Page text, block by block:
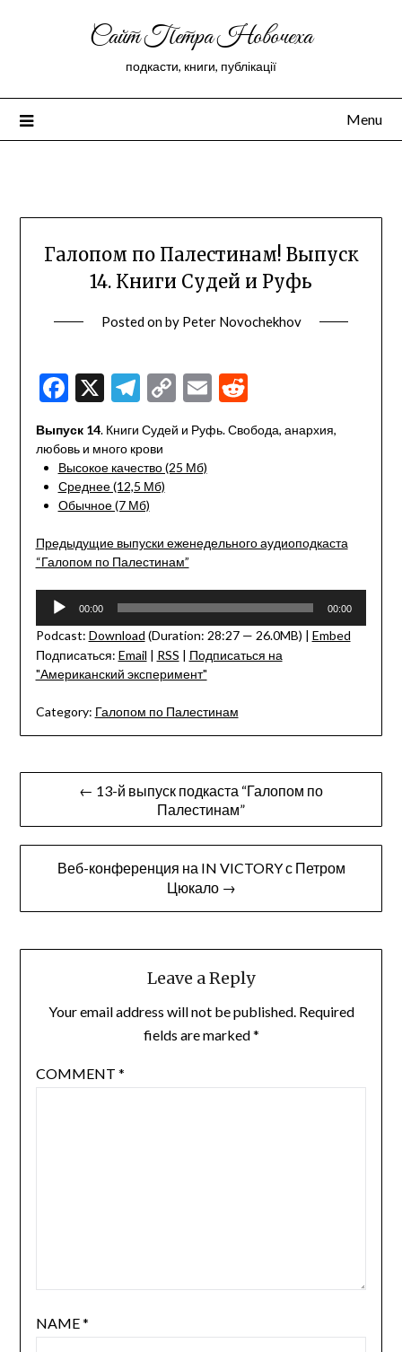
Сайт Петра Новочеха
подкасти, книги, публікації
Menu
Галопом по Палестинам! Выпуск
14. Книги Судей и Руфь
Posted onby Peter Novochekhov
Facebook
X Telegram
Copy
Link
EmailReddit
Выпуск 14. Книги Судей и Руфь. Свобода, анархия,
любовь и много крови
Высокое качество (25 Мб)
Среднее (12,5 Мб)
Обычное (7 Мб)
Предыдущие выпуски еженедельного аудиоподкаста
“Галопом по Палестинам”
Audio
Player
00:00 00:00
Podcast: Download (Duration: 28:27 — 26.0MB) | Embed
Подписаться: Email | RSS | Подписаться на
"Американский эксперимент"
Category: Галопом по Палестинам
Post
← 13-й выпуск подкаста “Галопом по
Палестинам”
Веб-конференция на IN VICTORY с Петром
Цюкало →
Leave a Reply
Your email address will not be published. Required
fields are marked*
COMMENT *
NAME*